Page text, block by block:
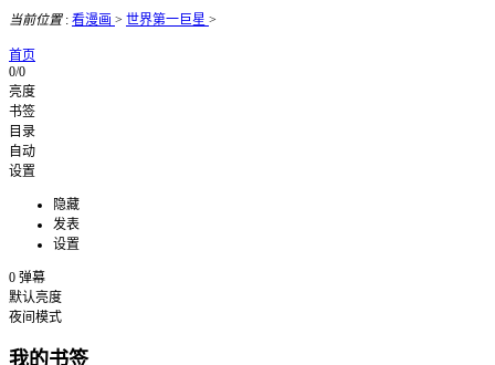
当前位置: 看漫画 > 世界第一巨星 >
首页
0/0
亮度
书签
目录
自动
设置
隐藏
发表
设置
0 弹幕
默认亮度
夜间模式
我的书签